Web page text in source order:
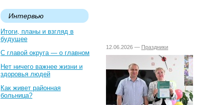
Интервью
Итоги, планы и взгляд в
будущее
С главой округа — о главном
Нет ничего важнее жизни и
здоровья людей
Как живет районная
больница?
12.06.2026 — Праздники